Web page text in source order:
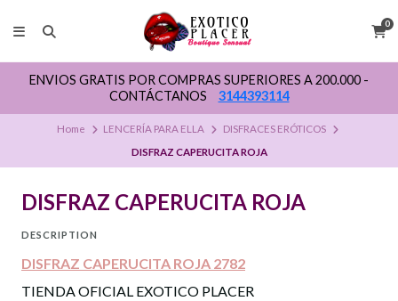
0
ENVIOS GRATIS POR COMPRAS SUPERIORES A 200.000 -
CONTÁCTANOS
3144393114
Home LENCERÍA PARA ELLA
DISFRACES ERÓTICOS
DISFRAZ CAPERUCITA ROJA
DISFRAZ CAPERUCITA ROJA
DESCRIPTION
DISFRAZ CAPERUCITA ROJA 2782
TIENDA OFICIAL EXOTICO PLACER